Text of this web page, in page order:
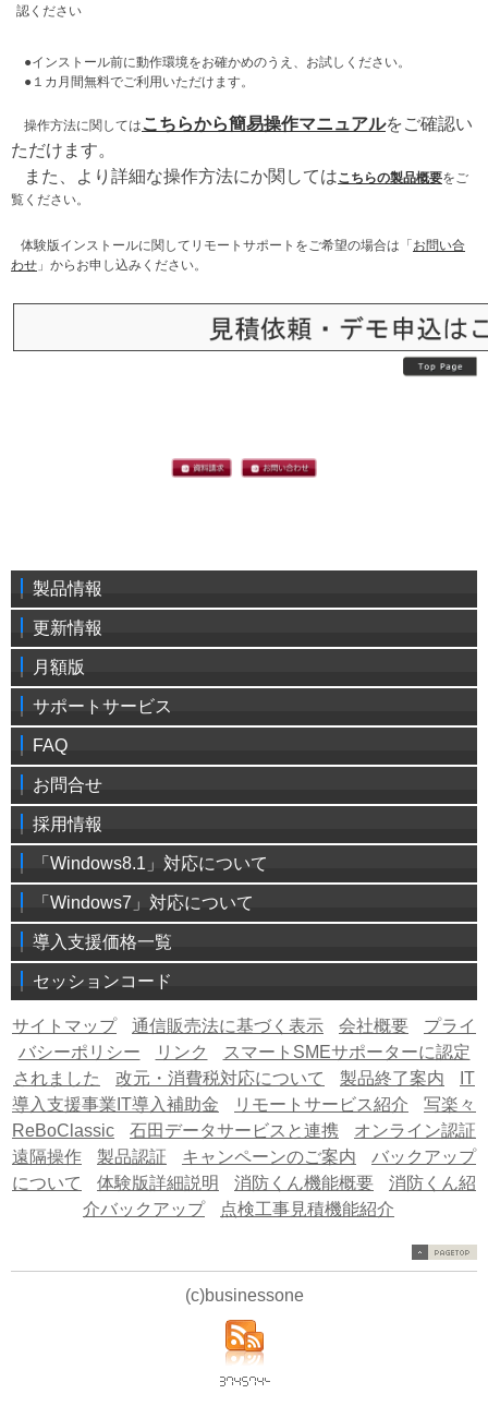
認ください
●インストール前に動作環境をお確かめのうえ、お試しください。
●１カ月間無料でご利用いただけます。
操作方法に関しては こちらから簡易操作マニュアルをご確認い
ただけます。
また、より詳細な操作方法にか関してはこちらの製品概要をご
覧ください。
体験版インストールに関してリモートサポートをご希望の場合は「お問い合
わせ 」からお申し込みください。
製品情報
更新情報
月額版
サポートサービス
FAQ
お問合せ
採用情報
「Windows8.1」対応について
「Windows7」対応について
導入支援価格一覧
セッションコード
サイトマップ 通信販売法に基づく表示 会社概要
プライ
バシーポリシー
リンク
スマートSMEサポーターに認定
されました
改元・消費税対応について 製品終了案内
IT
導入支援事業IT導入補助金
リモートサービス紹介
写楽々
ReBoClassic
石田データサービスと連携
オンライン認証
遠隔操作
製品認証 キャンペーンのご案内
バックアップ
について
体験版詳細説明 消防くん機能概要
消防くん紹
介バックアップ
点検工事見積機能紹介
(c)businessone